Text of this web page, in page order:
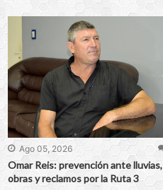
Ago 05, 2026
Omar Reis: prevención ante lluvias,
obras y reclamos por la Ruta 3